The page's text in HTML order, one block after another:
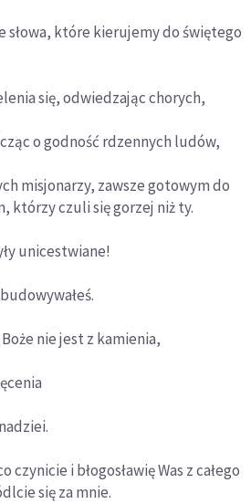
słowa, które kierujemy do świętego
się, odwiedzając chorych,
o godność rdzennych ludów,
misjonarzy, zawsze gotowym do
którzy czuli się gorzej niż ty.
unicestwiane!
nie jest z kamienia,
czynicie i błogosławię Was z całego
się za mnie.